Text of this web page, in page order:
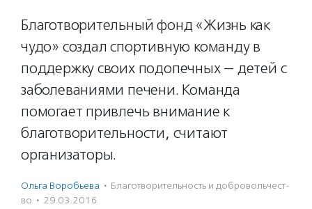
Благотворительный фонд «Жизнь как
чудо» создал спортивную команду в
поддержку своих подопечных — детей с
заболеваниями печени. Команда
помогает привлечь внимание к
благотворительности, считают
организаторы.
Ольга Воробьева · Благотвори­тель­ность и доброволь­чест­
во · 29.03.2016